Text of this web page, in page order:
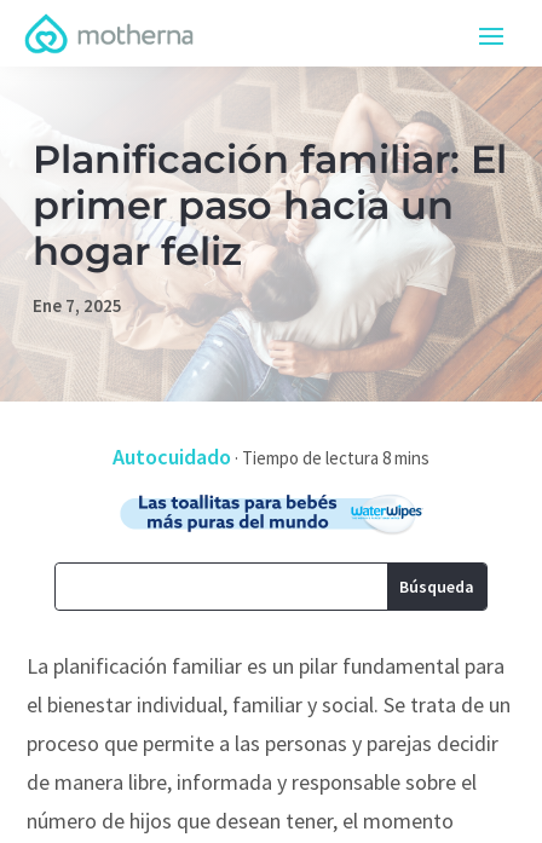
Planificación familiar: El
primer paso hacia un
hogar feliz
Ene 7, 2025
Autocuidado ·
La planificación familiar es un pilar fundamental para
el bienestar individual, familiar y social. Se trata de un
proceso que permite a las personas y parejas decidir
de manera libre, informada y responsable sobre el
número de hijos que desean tener, el momento